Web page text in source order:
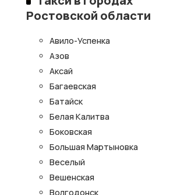
Ростовской области
Авило-Успенка
Азов
Аксай
Багаевская
Батайск
Белая Калитва
Боковская
Большая Мартыновка
Веселый
Вешенская
Волгодонск